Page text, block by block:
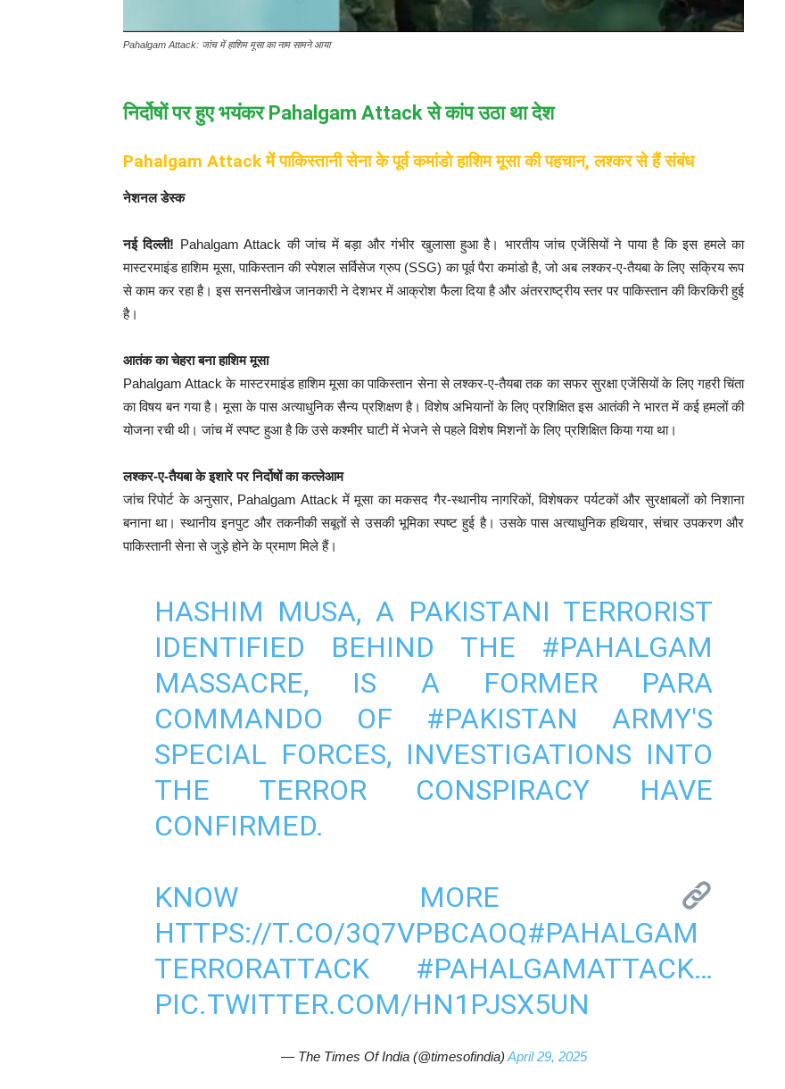
Pahalgam Attack: जांच में हाशिम मूसा का नाम सामने आया
निर्दोषों पर हुए भयंकर Pahalgam Attack से कांप उठा था देश
Pahalgam Attack में पाकिस्तानी सेना के पूर्व कमांडो हाशिम मूसा की पहचान, लश्कर से हैं संबंध
नेशनल डेस्क
नई दिल्ली! Pahalgam Attack की जांच में बड़ा और गंभीर खुलासा हुआ है। भारतीय जांच एजेंसियों ने पाया है कि इस हमले का
मास्टरमाइंड हाशिम मूसा, पाकिस्तान की स्पेशल सर्विसेज ग्रुप (SSG) का पूर्व पैरा कमांडो है, जो अब लश्कर-ए-तैयबा के लिए सक्रिय रूप
से काम कर रहा है। इस सनसनीखेज जानकारी ने देशभर में आक्रोश फैला दिया है और अंतरराष्ट्रीय स्तर पर पाकिस्तान की किरकिरी हुई
है।
आतंक का चेहरा बना हाशिम मूसा
Pahalgam Attack के मास्टरमाइंड हाशिम मूसा का पाकिस्तान सेना से लश्कर-ए-तैयबा तक का सफर सुरक्षा एजेंसियों के लिए गहरी चिंता
का विषय बन गया है। मूसा के पास अत्याधुनिक सैन्य प्रशिक्षण है। विशेष अभियानों के लिए प्रशिक्षित इस आतंकी ने भारत में कई हमलों की
योजना रची थी। जांच में स्पष्ट हुआ है कि उसे कश्मीर घाटी में भेजने से पहले विशेष मिशनों के लिए प्रशिक्षित किया गया था।
लश्कर-ए-तैयबा के इशारे पर निर्दोषों का कत्लेआम
जांच रिपोर्ट के अनुसार, Pahalgam Attack में मूसा का मकसद गैर-स्थानीय नागरिकों, विशेषकर पर्यटकों और सुरक्षाबलों को निशाना
बनाना था। स्थानीय इनपुट और तकनीकी सबूतों से उसकी भूमिका स्पष्ट हुई है। उसके पास अत्याधुनिक हथियार, संचार उपकरण और
पाकिस्तानी सेना से जुड़े होने के प्रमाण मिले हैं।
HASHIM MUSA, A PAKISTANI TERRORIST
IDENTIFIED BEHIND THE #PAHALGAM
MASSACRE, IS A FORMER PARA
COMMANDO OF #PAKISTAN ARMY'S
SPECIAL FORCES, INVESTIGATIONS INTO
THE TERROR CONSPIRACY HAVE
CONFIRMED.
KNOW MORE
HTTPS://T.CO/3Q7VPBCAOQ#PAHALGAM
TERRORATTACK
#PAHALGAMATTACK…
PIC.TWITTER.COM/HN1PJSX5UN
— The Times Of India (@timesofindia) April 29, 2025